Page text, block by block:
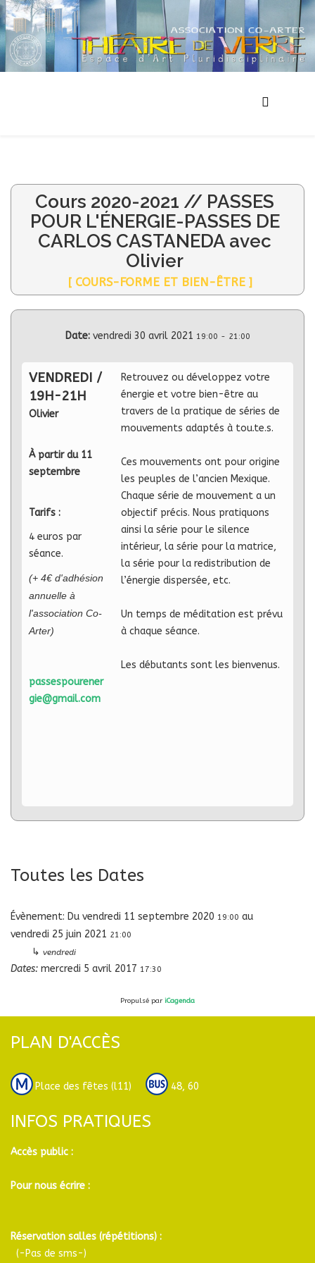
Cours 2020-2021 // PASSES
POUR L'ÉNERGIE-PASSES DE
CARLOS CASTANEDA avec
Olivier
[ COURS-FORME ET BIEN-ÊTRE ]
Date: vendredi 30 avril 2021 19:00 - 21:00
VENDREDI /
19H-21H
Olivier
À partir du 11
septembre
Tarifs :
4 euros par
séance.
(+ 4€ d'adhésion
annuelle à
l'association Co-
Arter)
passespourener
gie@gmail.com
Retrouvez ou développez votre
énergie et votre bien-être au
travers de la pratique de séries de
mouvements adaptés à tou.te.s.
Ces mouvements ont pour origine
les peuples de l’ancien Mexique.
Chaque série de mouvement a un
objectif précis. Nous pratiquons
ainsi la série pour le silence
intérieur, la série pour la matrice,
la série pour la redistribution de
l’énergie dispersée, etc.
Un temps de méditation est prévu
à chaque séance.
Les débutants sont les bienvenus.
Toutes les Dates
Évènement: Du vendredi 11 septembre 2020 19:00 au
vendredi 25 juin 2021 21:00
↳ vendredi
Dates: mercredi 5 avril 2017 17:30
Propulsé par iCagenda
PLAN D'ACCÈS
Place des fêtes (l11) 48, 60
INFOS PRATIQUES
Accès public :
Pour nous écrire :
Réservation salles (répétitions) :
(-Pas de sms-)